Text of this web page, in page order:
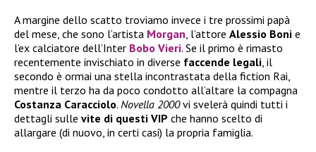
A margine dello scatto troviamo invece i tre prossimi papà
del mese, che sono l’artista Morgan, l’attore Alessio Boni e
l’ex calciatore dell’Inter Bobo Vieri. Se il primo è rimasto
recentemente invischiato in diverse faccende legali, il
secondo è ormai una stella incontrastata della fiction Rai,
mentre il terzo ha da poco condotto all’altare la compagna
Costanza Caracciolo. Novella 2000vi svelerà quindi tutti i
dettagli sulle vite di questi VIP che hanno scelto di
allargare (di nuovo, in certi casi) la propria famiglia.